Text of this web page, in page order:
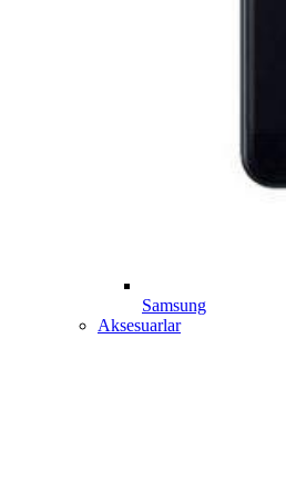
Samsung
Aksesuarlar